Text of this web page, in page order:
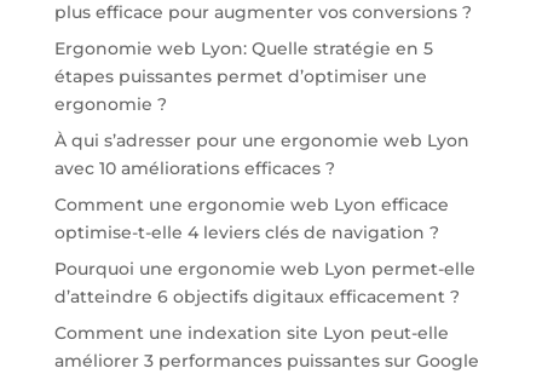
plus efficace pour augmenter vos conversions ?
Ergonomie web Lyon: Quelle stratégie en 5
étapes puissantes permet d’optimiser une
ergonomie ?
À qui s’adresser pour une ergonomie web Lyon
avec 10 améliorations efficaces ?
Comment une ergonomie web Lyon efficace
optimise-t-elle 4 leviers clés de navigation ?
Pourquoi une ergonomie web Lyon permet-elle
d’atteindre 6 objectifs digitaux efficacement ?
Comment une indexation site Lyon peut-elle
améliorer 3 performances puissantes sur Google